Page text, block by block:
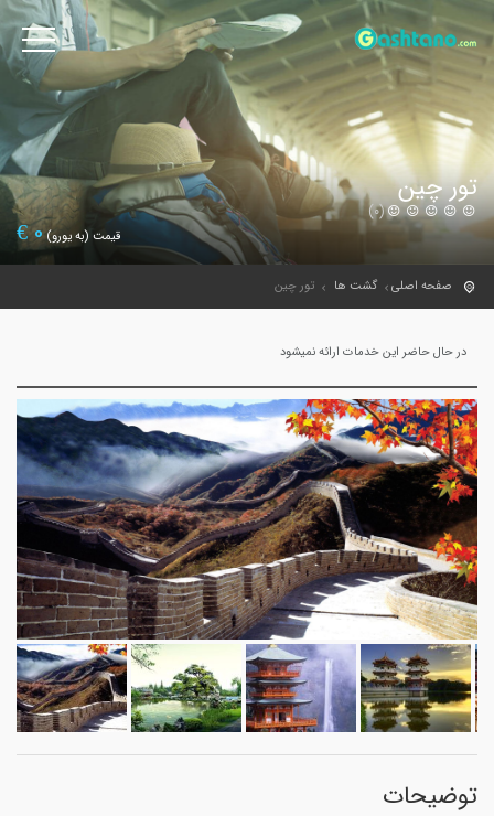
تور چین
(0)
قیمت (به یورو)0
€
صفحه اصلی گشت ها تور چین
در حال حاضر این خدمات ارائه نمیشود
توضیحات